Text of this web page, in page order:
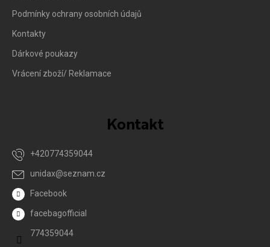
Podmínky ochrany osobních údajů
Kontakty
Dárkové poukazy
Vrácení zboží/ Reklamace
Kontakt
unidax@seznam.cz
+420774359044
Facebook
facebagofficial
774359044